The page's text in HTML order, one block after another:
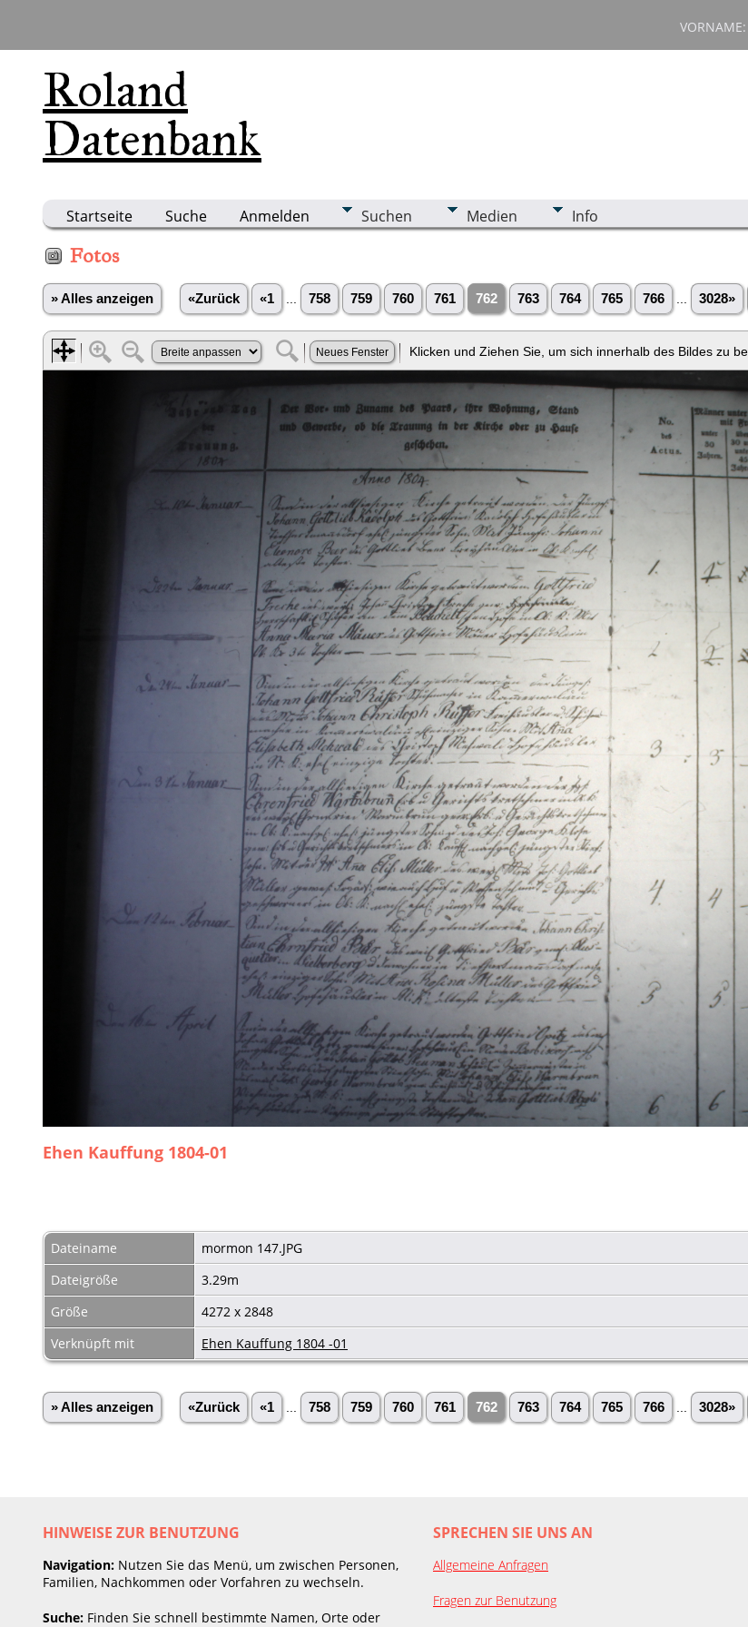
Roland
Datenbank
VORNAME:
Startseite Suche Anmelden Suchen Medien Info
Fotos
» Alles anzeigen «Zurück «1 758 759 760 761 762 763 764 765 766 3028»
Ehen Kauffung 1804-01
Dateiname
mormon 147.JPG
Dateigröße
3.29m
Größe
4272 x 2848
Verknüpft mit
Ehen Kauffung 1804 -01
» Alles anzeigen «Zurück «1 758 759 760 761 762 763 764 765 766 3028»
HINWEISE ZUR BENUTZUNG
Navigation: Nutzen Sie das Menü, um zwischen Personen,
Familien, Nachkommen oder Vorfahren zu wechseln.
Suche: Finden Sie schnell bestimmte Namen, Orte oder
SPRECHEN SIE UNS AN
Allgemeine Anfragen
Fragen zur Benutzung